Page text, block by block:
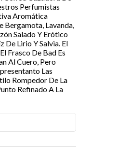
Perfumistas
Aromática
Bergamota, Lavanda,
Salado Y Erótico
De Lirio Y Salvia. El
Frasco De Bad Es
Al Cuero, Pero
Las
Rompedor De La
Refinado A La